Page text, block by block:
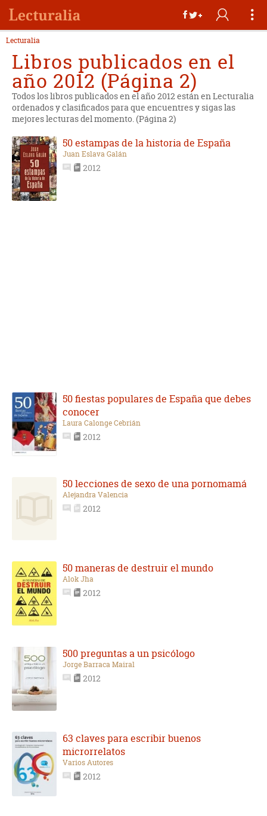
Lecturalia
Libros publicados en el
año 2012 (Página 2)
Todos los libros publicados en el año 2012 están en Lecturalia
ordenados y clasificados para que encuentres y sigas las
mejores lecturas del momento. (Página 2)
50 estampas de la historia de España
Juan Eslava Galán
2012
50 fiestas populares de España que debes
conocer
Laura Calonge Cebrián
2012
50 lecciones de sexo de una pornomamá
Alejandra Valencia
2012
50 maneras de destruir el mundo
Alok Jha
2012
500 preguntas a un psicólogo
Jorge Barraca Mairal
2012
63 claves para escribir buenos
microrrelatos
Varios Autores
2012